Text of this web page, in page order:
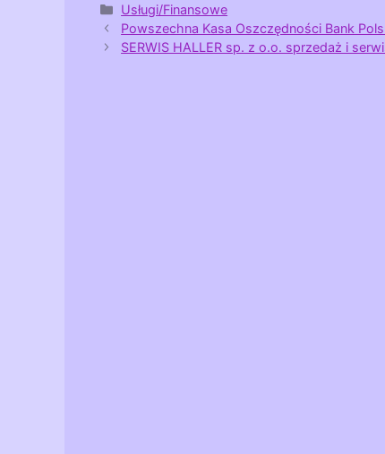
Kategorie
Usługi/Finansowe
Powszechna Kasa Oszczędności Bank
SERWIS HALLER sp. z o.o. sprzedaż i